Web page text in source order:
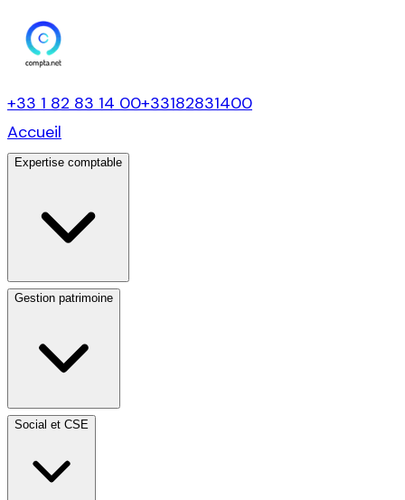
+33 1 82 83 14 00+33182831400
Accueil
Expertise comptable
Gestion patrimoine
Social et CSE